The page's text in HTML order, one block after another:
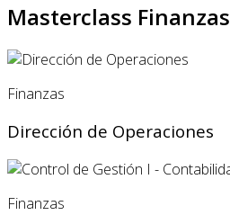
Masterclass Finanzas
Finanzas
Dirección de Operaciones
Finanzas